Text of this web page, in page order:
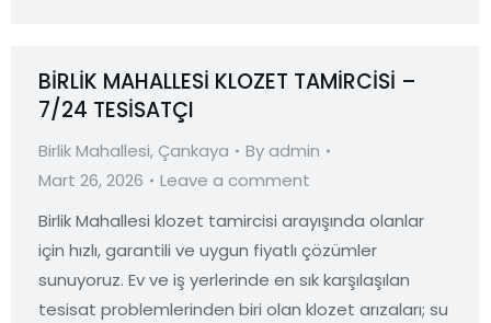
BİRLİK MAHALLESİ KLOZET TAMİRCİSİ –
7/24 TESİSATÇI
Birlik Mahallesi, Çankaya By admin
Mart 26, 2026
Leave a comment
Birlik Mahallesi klozet tamircisi arayışında olanlar
için hızlı, garantili ve uygun fiyatlı çözümler
sunuyoruz. Ev ve iş yerlerinde en sık karşılaşılan
tesisat problemlerinden biri olan klozet arızaları; su